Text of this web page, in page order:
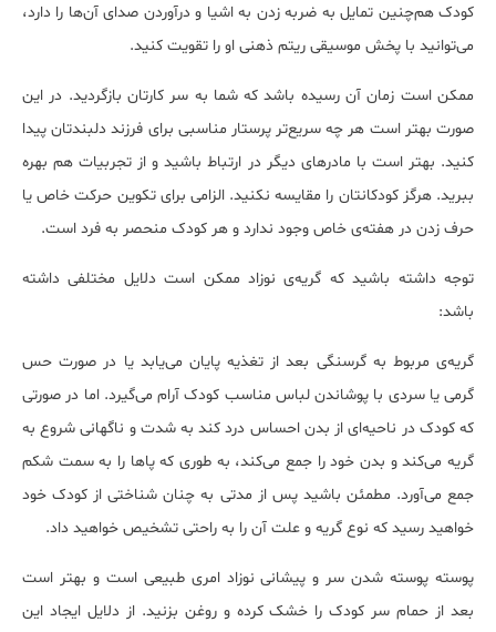
کودک هم‌چنین تمایل به ضربه زدن به اشیا و درآوردن صدای آن‌ها را دارد،
می‌توانید با پخش موسیقی ریتم ذهنی او را تقویت کنید.
ممکن است زمان آن رسیده باشد که شما به سر کارتان بازگردید. در این
صورت بهتر است هر چه سریع‌تر پرستار مناسبی برای فرزند دلبندتان پیدا
کنید. بهتر است با مادرهای دیگر در ارتباط باشید و از تجربیات هم بهره
ببرید. هرگز کودکانتان را مقایسه نکنید. الزامی برای تکوین حرکت خاص یا
حرف زدن در هفته‌ی خاص وجود ندارد و هر کودک منحصر به فرد است.
توجه داشته باشید که گریه‌ی نوزاد ممکن است دلایل مختلفی داشته
باشد:
گریه‌ی مربوط به گرسنگی بعد از تغذیه پایان می‌یابد یا در صورت حس
گرمی یا سردی با پوشاندن لباس مناسب کودک آرام می‌گیرد. اما در صورتی
که کودک در ناحیه‌ای از بدن احساس درد کند به شدت و ناگهانی شروع به
گریه می‌کند و بدن خود را جمع می‌کند، به طوری که پاها را به سمت شکم
جمع می‌آورد. مطمئن باشید پس از مدتی به چنان شناختی از کودک خود
خواهید رسید که نوع گریه و علت آن را به راحتی تشخیص خواهید داد.
پوسته پوسته شدن سر و پیشانی نوزاد امری طبیعی است و بهتر است
بعد از حمام سر کودک را خشک کرده و روغن بزنید. از دلایل ایجاد این